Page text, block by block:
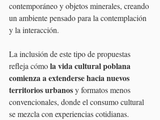
contemporáneo y objetos minerales, creando
un ambiente pensado para la contemplación
y la interacción.
La inclusión de este tipo de propuestas
refleja cómo la vida cultural poblana
comienza a extenderse hacia nuevos
territorios urbanos y formatos menos
convencionales, donde el consumo cultural
se mezcla con experiencias cotidianas.